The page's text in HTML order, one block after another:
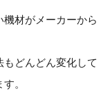
材がメーカーから
どんどん変化して
。